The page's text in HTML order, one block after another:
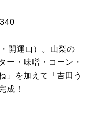
開運山）。山梨の
ー・味噌・コーン・
」を加えて「吉田う
成！